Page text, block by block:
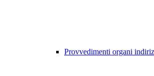
Provvedimenti organi